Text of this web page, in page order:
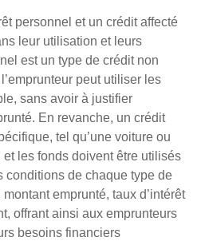
personnel et un crédit affecté
leur utilisation et leurs
est un type de crédit non
peut utiliser les
sans avoir à justifier
En revanche, un crédit
tel qu’une voiture ou
les fonds doivent être utilisés
conditions de chaque type de
emprunté, taux d’intérêt
offrant ainsi aux emprunteurs
besoins financiers